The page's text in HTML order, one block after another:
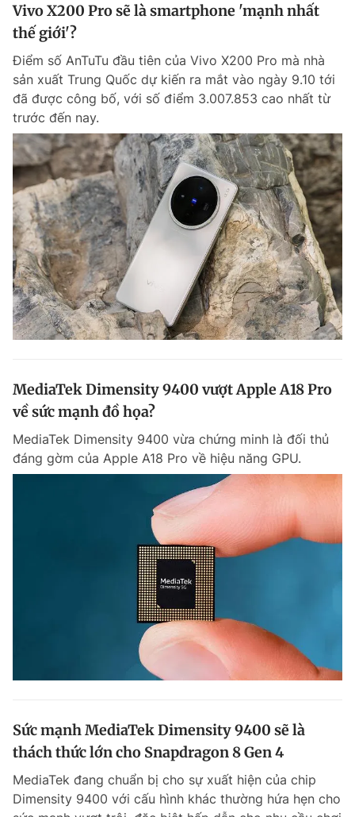
Vivo X200 Pro sẽ là smartphone 'mạnh nhất
thế giới'?
Điểm số AnTuTu đầu tiên của Vivo X200 Pro mà nhà
sản xuất Trung Quốc dự kiến ra mắt vào ngày 9.10 tới
đã được công bố, với số điểm 3.007.853 cao nhất từ
trước đến nay.
MediaTek Dimensity 9400 vượt Apple A18 Pro
về sức mạnh đồ họa?
MediaTek Dimensity 9400 vừa chứng minh là đối thủ
đáng gờm của Apple A18 Pro về hiệu năng GPU.
Sức mạnh MediaTek Dimensity 9400 sẽ là
thách thức lớn cho Snapdragon 8 Gen 4
MediaTek đang chuẩn bị cho sự xuất hiện của chip
Dimensity 9400 với cấu hình khác thường hứa hẹn cho